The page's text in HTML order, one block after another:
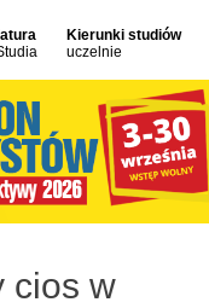
Kierunki studiów
uczelnie
cios w